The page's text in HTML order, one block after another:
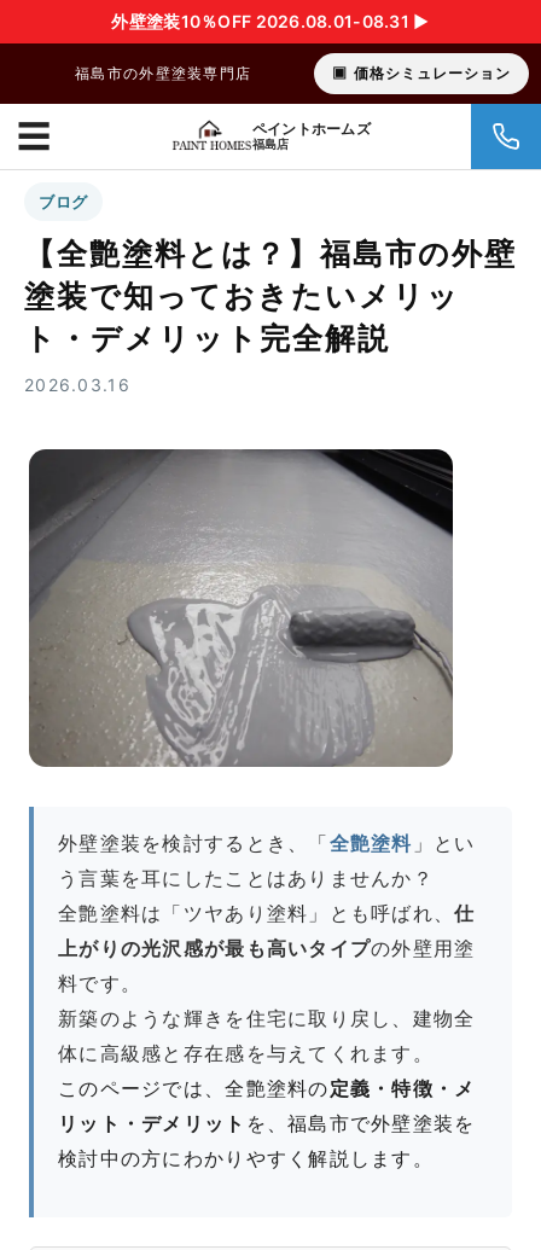
外壁塗装10％OFF 2026.08.01-08.31 ▶︎
福島市の外壁塗装専門店 価格シミュレーション
ペイントホームズ
福島店
☰
ブログ
【全艶塗料とは？】福島市の外壁
塗装で知っておきたいメリッ
ト・デメリット完全解説
2026.03.16
外壁塗装を検討するとき、「 全艶塗料 」とい
う言葉を耳にしたことはありませんか？
全艶塗料は「ツヤあり塗料」とも呼ばれ、仕
上がりの光沢感が最も高いタイプの外壁用塗
料です。
新築のような輝きを住宅に取り戻し、建物全
体に高級感と存在感を与えてくれます。
このページでは、全艶塗料の定義・特徴・メ
リット・デメリット を、福島市で外壁塗装を
検討中の方にわかりやすく解説します。